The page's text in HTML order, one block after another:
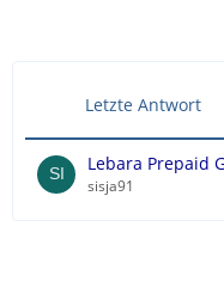
i
t
r
ä
Letzte Antwort
Lebara Prepaid
sisja91